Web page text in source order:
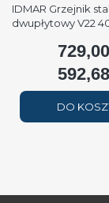
IDMAR Grzejnik
dwupłytowy V22
2508W (90/70/
Cena
Cena
DO